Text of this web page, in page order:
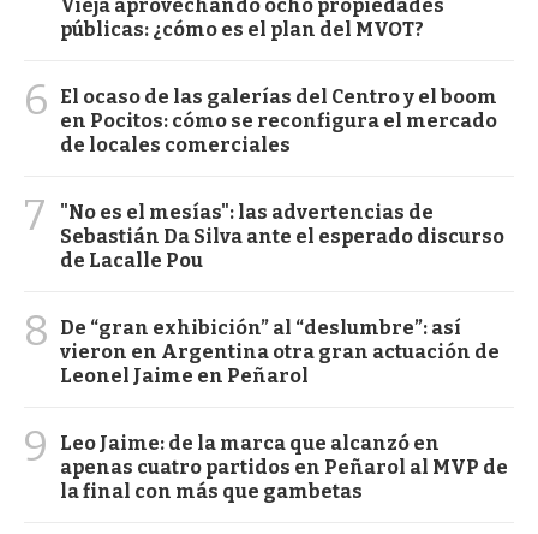
Vieja aprovechando ocho propiedades
públicas: ¿cómo es el plan del MVOT?
6
El ocaso de las galerías del Centro y el boom
en Pocitos: cómo se reconfigura el mercado
de locales comerciales
7
"No es el mesías": las advertencias de
Sebastián Da Silva ante el esperado discurso
de Lacalle Pou
8
De “gran exhibición” al “deslumbre”: así
vieron en Argentina otra gran actuación de
Leonel Jaime en Peñarol
9
Leo Jaime: de la marca que alcanzó en
apenas cuatro partidos en Peñarol al MVP de
la final con más que gambetas